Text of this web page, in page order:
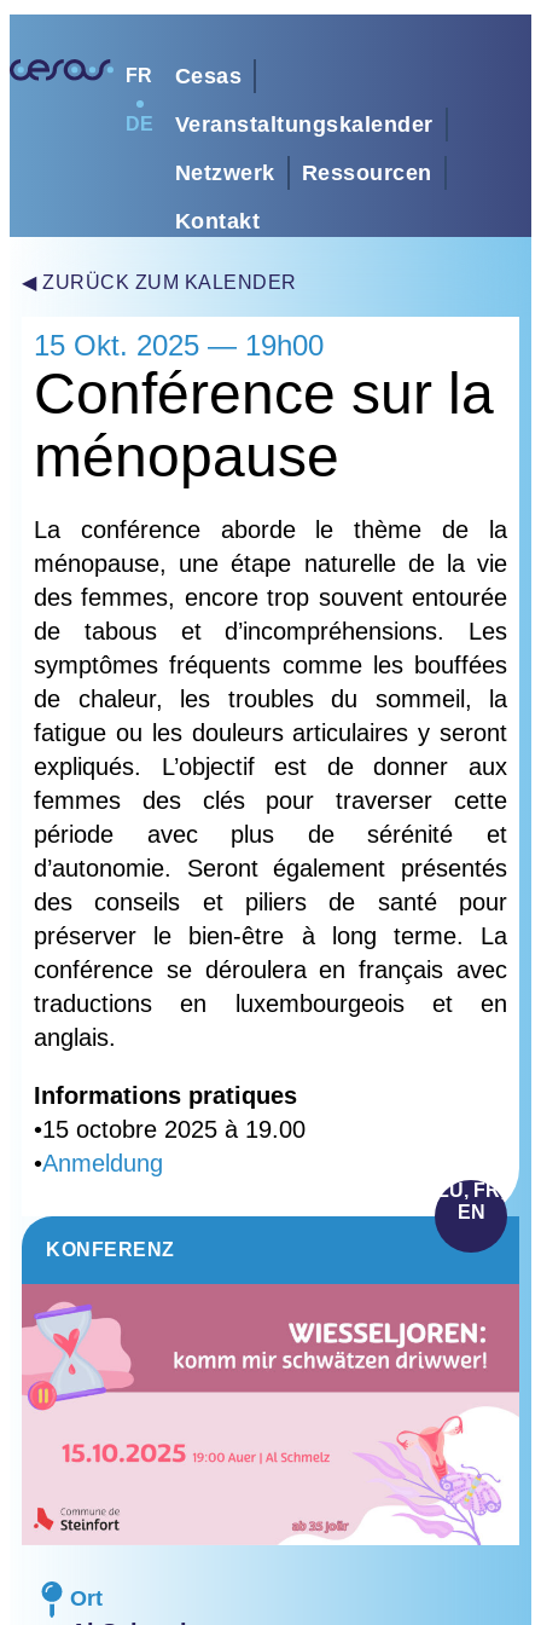
Cesas
Veranstaltungskalender
Netzwerk
Ressourcen
Kontakt
FR
DE
◀ ZURÜCK ZUM KALENDER
15 Okt. 2025 — 19h00
Conférence sur la
ménopause
La conférence aborde le thème de la
ménopause, une étape naturelle de la vie
des femmes, encore trop souvent entourée
de tabous et d’incompréhensions. Les
symptômes fréquents comme les bouffées
de chaleur, les troubles du sommeil, la
fatigue ou les douleurs articulaires y seront
expliqués. L’objectif est de donner aux
femmes des clés pour traverser cette
période avec plus de sérénité et
d’autonomie. Seront également présentés
des conseils et piliers de santé pour
préserver le bien-être à long terme. La
conférence se déroulera en français avec
traductions en luxembourgeois et en
anglais.
Informations pratiques
•15 octobre 2025 à 19.00
•Anmeldung
KONFERENZ
LU, FR,
EN
Ort